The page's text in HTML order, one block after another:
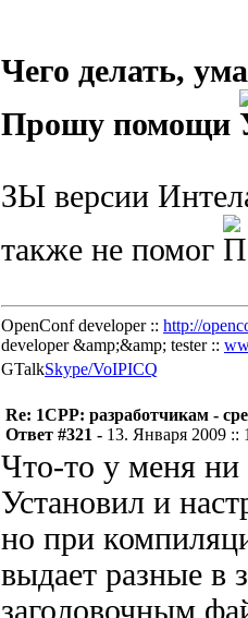
Чего делать,
Прошу помощи
ЗЫ версии
также не помог
OpenConf developer :: http://
developer &amp;&amp; tester ::
GTalkSkype/VoIPICQ
Re: 1CPP: разработчикам -
Ответ #321 - 13. Января 2009 ::
Что-то у меня ни
Установил и
но при
выдает разные в
заголовочным